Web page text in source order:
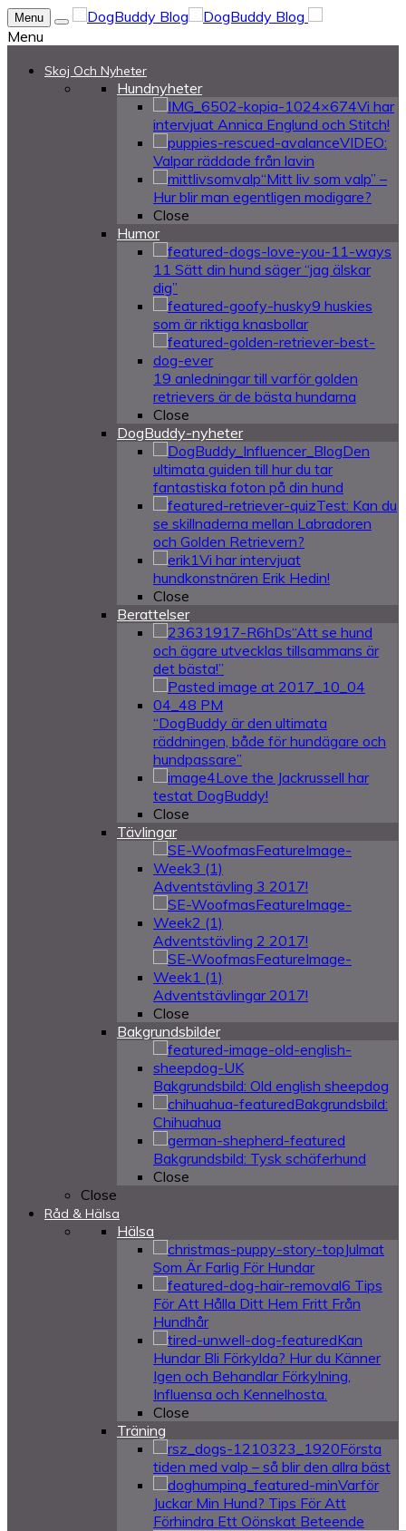
Menu
Menu
Skoj Och Nyheter
Hundnyheter
Vi har
intervjuat Annica Englund och Stitch!
VIDEO:
Valpar räddade från lavin
“Mitt liv som valp” –
Hur blir man egentligen modigare?
Close
Humor
11 Sätt din hund säger “jag älskar
dig”
9 huskies
som är riktiga knasbollar
19 anledningar till varför golden
retrievers är de bästa hundarna
Close
DogBuddy-nyheter
Den
ultimata guiden till hur du tar
fantastiska foton på din hund
Test: Kan du
se skillnaderna mellan Labradoren
och Golden Retrievern?
Vi har intervjuat
hundkonstnären Erik Hedin!
Close
Berattelser
“Att se hund
och ägare utvecklas tillsammans är
det bästa!”
“DogBuddy är den ultimata
räddningen, både för hundägare och
hundpassare”
Love the Jackrussell har
testat DogBuddy!
Close
Tävlingar
Adventstävling 3 2017!
Adventstävling 2 2017!
Adventstävlingar 2017!
Close
Bakgrundsbilder
Bakgrundsbild: Old english sheepdog
Bakgrundsbild:
Chihuahua
Bakgrundsbild: Tysk schäferhund
Close
Close
Råd & Hälsa
Hälsa
Julmat
Som Är Farlig För Hundar
6 Tips
För Att Hålla Ditt Hem Fritt Från
Hundhår
Kan
Hundar Bli Förkylda? Hur du Känner
Igen och Behandlar Förkylning,
Influensa och Kennelhosta.
Close
Träning
Första
tiden med valp – så blir den allra bäst
Varför
Juckar Min Hund? Tips För Att
Förhindra Ett Oönskat Beteende